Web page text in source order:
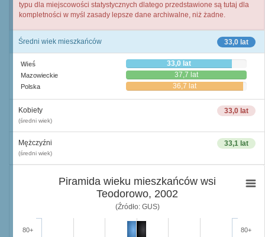
typu dla miejscowości statystycznych dlatego przedstawione są tutaj dla
kompletności w myśl zasady lepsze dane archiwalne, niż żadne.
33,0 lat
Średni wiek mieszkańców
Wieś 33,0 lat
Mazowieckie 37,7 lat
Polska 36,7 lat
33,0 lat
Kobiety
(średni wiek)
33,1 lat
Mężczyźni
(średni wiek)
Piramida wieku mieszkańców wsi
Teodorowo, 2002
(Źródło: GUS)
80+ 80+